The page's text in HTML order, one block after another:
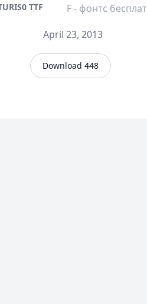
TTF
F - фонтс
April 23, 2013
Download 448